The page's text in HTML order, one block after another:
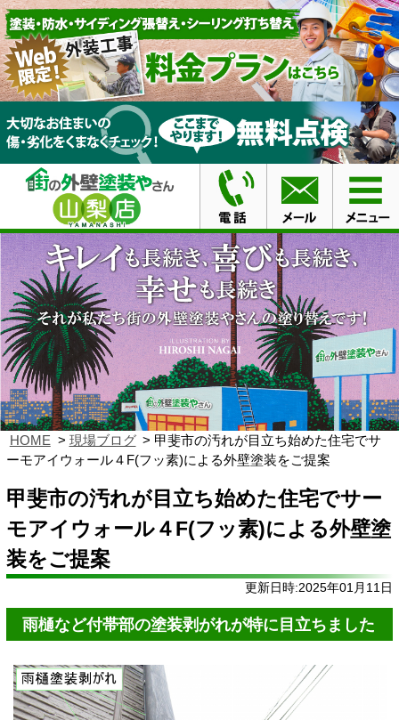
HOME 現場ブログ
甲斐市の汚れが目立ち始めた住宅でサ
ーモアイウォール４F(フッ素)による外壁塗装をご提案
甲斐市の汚れが目立ち始めた住宅でサー
モアイウォール４F(フッ素)による外壁塗
装をご提案
更新日時:2025年01月11日
雨樋など付帯部の塗装剥がれが特に目立ちました